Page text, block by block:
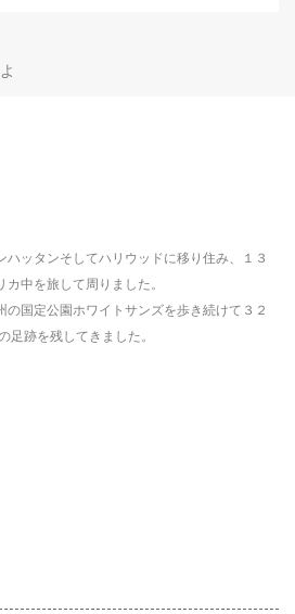
ハッタンそしてハリウッドに移り住み、１３
中を旅して周りました。
国定公園ホワイトサンズを歩き続けて３２
足跡を残してきました。